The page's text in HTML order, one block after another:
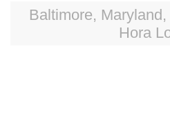
Baltimore,
Hora